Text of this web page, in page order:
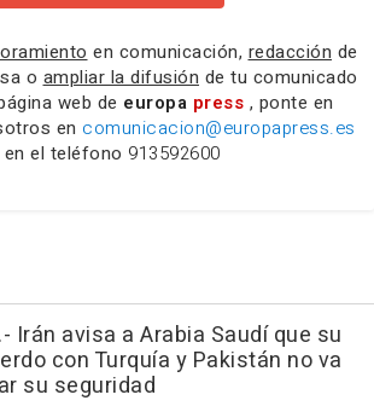
en comunicación, redacción de
o ampliar la difusión de tu comunicado
web de europa press , ponte en
en comunicacion@europapress.es
el teléfono 913592600
Irán avisa a Arabia Saudí que su
con Turquía y Pakistán no va
su seguridad